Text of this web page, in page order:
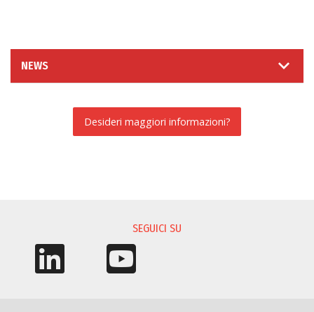
NEWS
Desideri maggiori informazioni?
SEGUICI SU